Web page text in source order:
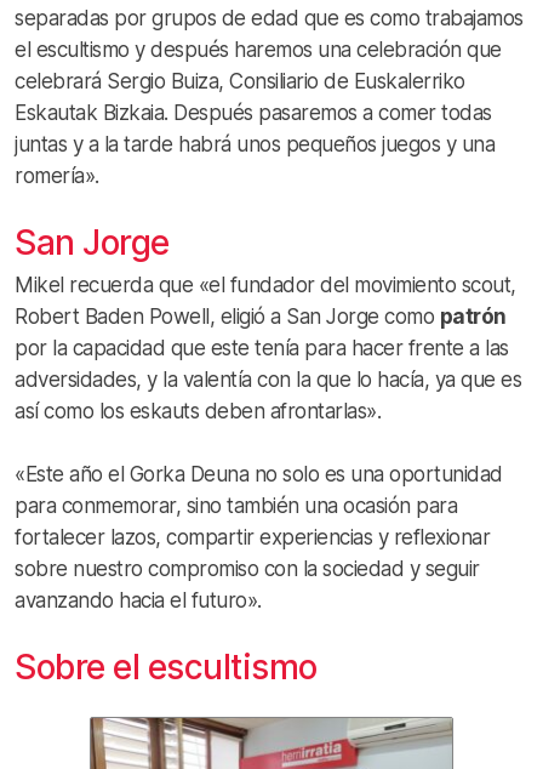
separadas por grupos de edad que es como trabajamos
el escultismo y después haremos una celebración que
celebrará Sergio Buiza, Consiliario de Euskalerriko
Eskautak Bizkaia. Después pasaremos a comer todas
juntas y a la tarde habrá unos pequeños juegos y una
romería».
San Jorge
Mikel recuerda que «el fundador del movimiento scout,
Robert Baden Powell, eligió a San Jorge como patrón
por la capacidad que este tenía para hacer frente a las
adversidades, y la valentía con la que lo hacía, ya que es
así como los eskauts deben afrontarlas».
«Este año el Gorka Deuna no solo es una oportunidad
para conmemorar, sino también una ocasión para
fortalecer lazos, compartir experiencias y reflexionar
sobre nuestro compromiso con la sociedad y seguir
avanzando hacia el futuro».
Sobre el escultismo